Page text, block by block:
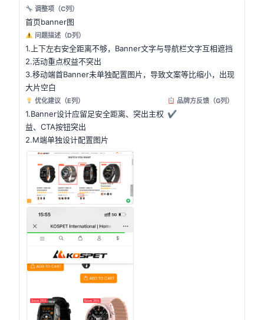
调整项（C列）
首页banner图
问题描述（D列）
1.上下左右安全距离不够，Banner文字与导航栏文字互相遮挡
2.活动重点权益不突出
3.移动端首Banner未单独配置图片，导致文案等比缩小，出现
大片空白
优化建议（E列）
1.Banner设计应留足安全距离、突出主权
益、CTA按钮突出
2.M端单独设计配置图片
品牌方反馈（G列）
✔